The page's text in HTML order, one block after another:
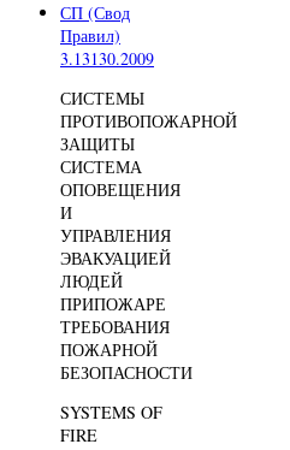
СП (Свод
Правил)
3.13130.2009
СИСТЕМЫ
ПРОТИВОПОЖАРНОЙ
ЗАЩИТЫ
СИСТЕМА
ОПОВЕЩЕНИЯ
И
УПРАВЛЕНИЯ
ЭВАКУАЦИЕЙ
ЛЮДЕЙ
ПРИПОЖАРЕ
ТРЕБОВАНИЯ
ПОЖАРНОЙ
БЕЗОПАСНОСТИ
SYSTEMS OF
FIRE